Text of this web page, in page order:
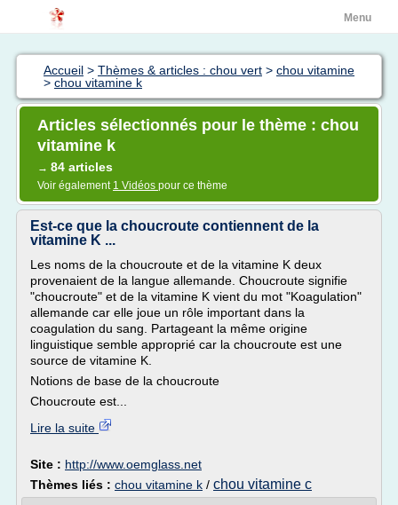
Menu
Accueil > Thèmes & articles : chou vert > chou vitamine
> chou vitamine k
Articles sélectionnés pour le thème : chou
vitamine k
→ 84 articles
Voir également 1 Vidéos pour ce thème
Est-ce que la choucroute contiennent de la
vitamine K ...
Les noms de la choucroute et de la vitamine K deux
provenaient de la langue allemande. Choucroute signifie
"choucroute" et de la vitamine K vient du mot "Koagulation"
allemande car elle joue un rôle important dans la
coagulation du sang. Partageant la même origine
linguistique semble approprié car la choucroute est une
source de vitamine K.
Notions de base de la choucroute
Choucroute est...
Lire la suite
Site : http://www.oemglass.net
Thèmes liés : chou vitamine k / chou vitamine c